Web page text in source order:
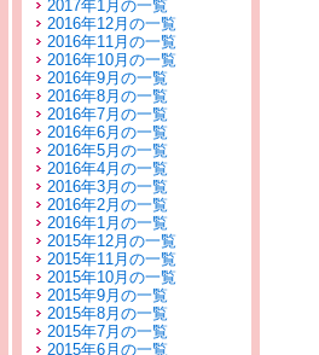
2017年1月の一覧
2016年12月の一覧
2016年11月の一覧
2016年10月の一覧
2016年9月の一覧
2016年8月の一覧
2016年7月の一覧
2016年6月の一覧
2016年5月の一覧
2016年4月の一覧
2016年3月の一覧
2016年2月の一覧
2016年1月の一覧
2015年12月の一覧
2015年11月の一覧
2015年10月の一覧
2015年9月の一覧
2015年8月の一覧
2015年7月の一覧
2015年6月の一覧